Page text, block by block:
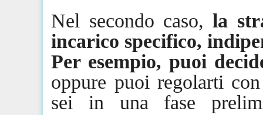
Nel secondo caso,la
incarico specifico,
Per esempio, puoi
oppure puoi regolarti
sei in una fase